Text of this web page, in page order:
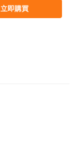
立即購買